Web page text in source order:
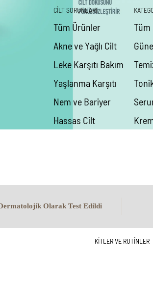
CİLT SORUNLARI
Tüm Ürünler
Akne ve Yağlı Cilt
Leke Karşıtı Bakım
Yaşlanma Karşıtı
Nem ve Bariyer
Hassas Cilt
Tüm ÜrünlerKİTLER VE RUTİNLER
Olarak Test Edildi